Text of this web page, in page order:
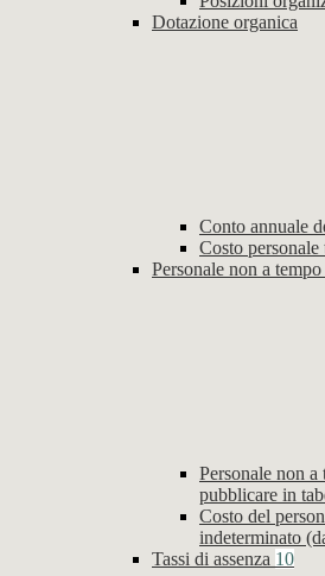
Dotazione organica
Conto annuale
Costo
Personale non a
Personale non
pubblicare in
Costo del
indeterminato
Tassi di assenza 10